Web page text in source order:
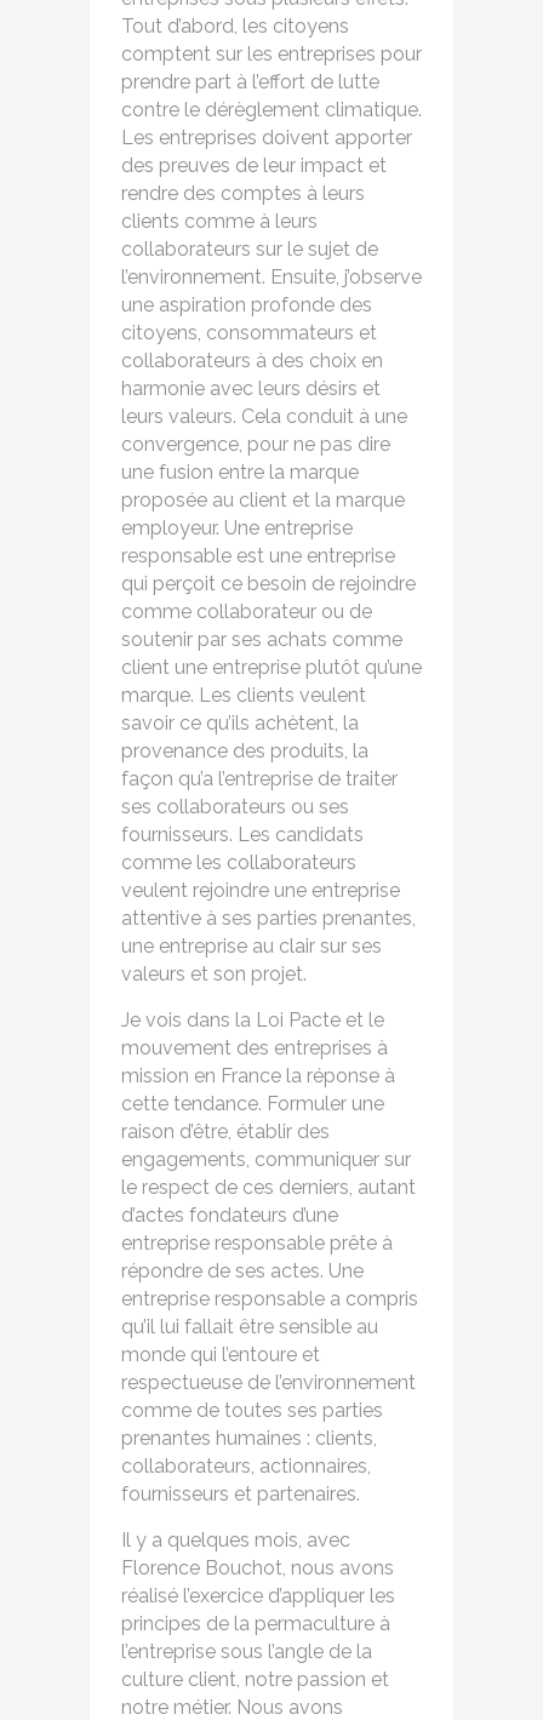
Tout d’abord, les citoyens
comptent sur les entreprises pour
prendre part à l’effort de lutte
contre le dérèglement climatique.
Les entreprises doivent apporter
des preuves de leur impact et
rendre des comptes à leurs
clients comme à leurs
collaborateurs sur le sujet de
l’environnement. Ensuite, j’observe
une aspiration profonde des
citoyens, consommateurs et
collaborateurs à des choix en
harmonie avec leurs désirs et
leurs valeurs. Cela conduit à une
convergence, pour ne pas dire
une fusion entre la marque
proposée au client et la marque
employeur. Une entreprise
responsable est une entreprise
qui perçoit ce besoin de rejoindre
comme collaborateur ou de
soutenir par ses achats comme
client une entreprise plutôt qu’une
marque. Les clients veulent
savoir ce qu’ils achètent, la
provenance des produits, la
façon qu’a l’entreprise de traiter
ses collaborateurs ou ses
fournisseurs. Les candidats
comme les collaborateurs
veulent rejoindre une entreprise
attentive à ses parties prenantes,
une entreprise au clair sur ses
valeurs et son projet.
Je vois dans la Loi Pacte et le
mouvement des entreprises à
mission en France la réponse à
cette tendance. Formuler une
raison d’être, établir des
engagements, communiquer sur
le respect de ces derniers, autant
d’actes fondateurs d’une
entreprise responsable prête à
répondre de ses actes. Une
entreprise responsable a compris
qu’il lui fallait être sensible au
monde qui l’entoure et
respectueuse de l’environnement
comme de toutes ses parties
prenantes humaines : clients,
collaborateurs, actionnaires,
fournisseurs et partenaires.
Il y a quelques mois, avec
Florence Bouchot, nous avons
réalisé l’exercice d’appliquer les
principes de la permaculture à
l’entreprise sous l’angle de la
culture client, notre passion et
notre métier. Nous avons